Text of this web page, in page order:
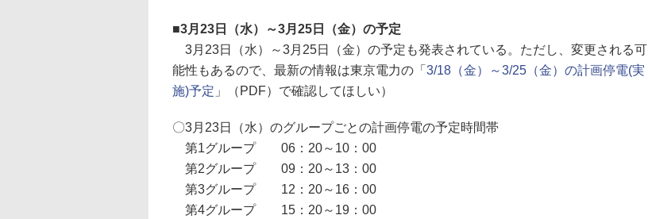
■3月23日（水）～3月25日（金）の予定
3月23日（水）～3月25日（金）の予定も発表されている。ただし、変更される可
能性もあるので、最新の情報は東京電力の「 3/18（金）～3/25（金）の計画停電(実
施)予定 」（PDF）で確認してほしい）
〇3月23日（水）のグループごとの計画停電の予定時間帯
第1グループ 06：20～10：00
第2グループ 09：20～13：00
第3グループ 12：20～16：00
第4グループ 15：20～19：00